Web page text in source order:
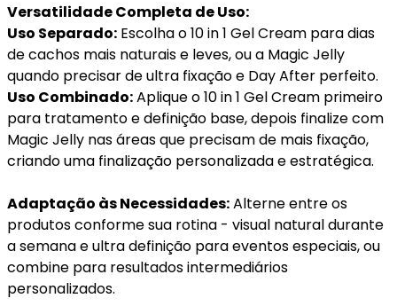
Versatilidade Completa de Uso:
Uso Separado: Escolha o 10 in 1 Gel Cream para dias
de cachos mais naturais e leves, ou a Magic Jelly
quando precisar de ultra fixação e Day After perfeito.
Uso Combinado:Aplique o 10 in 1 Gel Cream primeiro
para tratamento e definição base, depois finalize com
Magic Jelly nas áreas que precisam de mais fixação,
criando uma finalização personalizada e estratégica.
Adaptação às Necessidades:Alterne entre os
produtos conforme sua rotina - visual natural durante
a semana e ultra definição para eventos especiais, ou
combine para resultados intermediários
personalizados.